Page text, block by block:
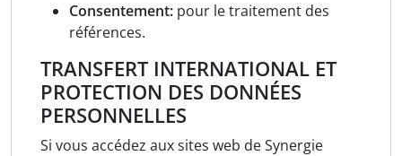
Consentement: pour le traitement des
références.
TRANSFERT INTERNATIONAL ET
PROTECTION DES DONNÉES
PERSONNELLES
Si vous accédez aux sites web de Synergie